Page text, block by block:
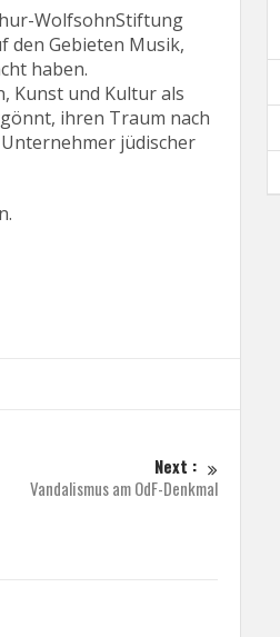
WolfsohnStiftung
den Gebieten Musik,
haben.
Kunst und Kultur als
ihren Traum nach
jüdischer
Next :
Vandalismus am OdF-Denkmal